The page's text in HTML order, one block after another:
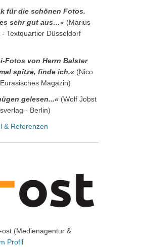
für die schönen Fotos.
sehr gut aus…« (Marius
Textquartier Düsseldorf
Fotos von Herrn Balster
spitze, finde ich.« (Nico
Magazin)
gelesen...« (Wolf Jobst
- Berlin)
& Referenzen
ost (Medienagentur &
Profil